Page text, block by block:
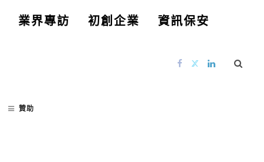
業界專訪 初創企業 資訊保安
贊助